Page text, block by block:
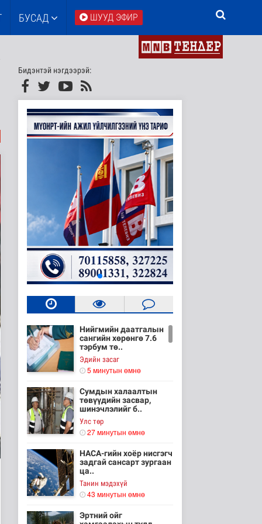
БУСАД ШУУД ЭФИР
Бидэнтэй нэгдээрэй:
Нийгмийн даатгалын
сангийн хөрөнгө 7.6
тэрбум тө..
Эдийн засаг
5 минутын өмнө
Сумдын халаалтын
төвүүдийн засвар,
шинэчлэлийг б..
Улс төр
27 минутын өмнө
НАСА-гийн хоёр нисгэгч
задгай сансарт зургаан
ца..
Танин мэдэхүй
43 минутын өмнө
Эртний ойг